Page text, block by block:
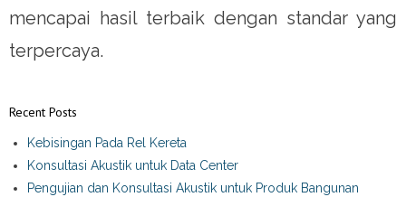
mencapai hasil terbaik dengan standar yang
terpercaya.
Recent Posts
Kebisingan Pada Rel Kereta
Konsultasi Akustik untuk Data Center
Pengujian dan Konsultasi Akustik untuk Produk Bangunan